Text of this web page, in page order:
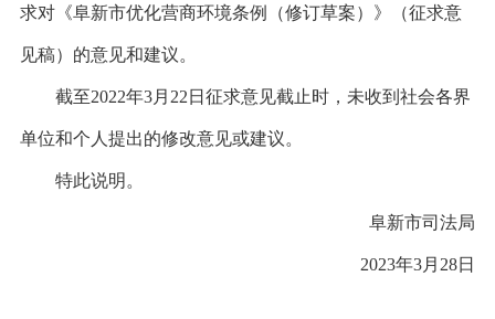
求对《阜新市优化营商环境条例（修订草案）》（征求意
见稿）的意见和建议。
截至2022年3月22日征求意见截止时，未收到社会各界
单位和个人提出的修改意见或建议。
特此说明。
阜新市司法局
2023年3月28日